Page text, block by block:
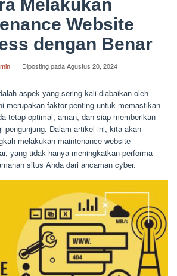
Melakukan
Website
dengan Benar
Diposting padaAgustus 20, 2024
aspek yang sering kali diabaikan oleh
merupakan faktor penting untuk memastikan
tetap optimal, aman, dan siap memberikan
pengunjung. Dalam artikel ini, kita akan
melakukan maintenance website
yang tidak hanya meningkatkan performa
situs Anda dari ancaman cyber.